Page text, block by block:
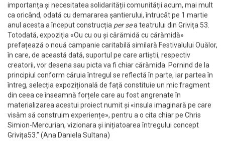
importanța și necesitatea solidarității comunității acum, mai mult
ca oricând, odată cu demararea șantierului, întrucât pe 1 martie
anul acesta a început construcția per sea teatrului din Grivița 53.
Totodată, expoziția «Ou cu ou și cărămidă cu cărămidă»
prefațează o nouă campanie caritabilă similară Festivalului Ouălor,
în care, de această dată, suportul pe care artiștii, respectiv
creatorii, vor desena sau picta va fi chiar cărămida. Pornind de la
principiul conform căruia întregul se reflectă în parte, iar partea în
întreg, selecția expozițională de față constituie un mic fragment
din ceea ce înseamnă forțele care au fost angrenate în
materializarea acestui proiect numit și «insula imaginară pe care
visăm să construim experiențe», pentru a o cita chiar pe Chris
Simion-Mercurian, vizionara și inițiatoarea întregului concept
Grivița53.” (Ana Daniela Sultana)